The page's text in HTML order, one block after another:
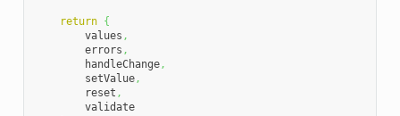
return
{
        values
,
        errors
,
        handleChange
,
        setValue
,
        reset
,
        validate